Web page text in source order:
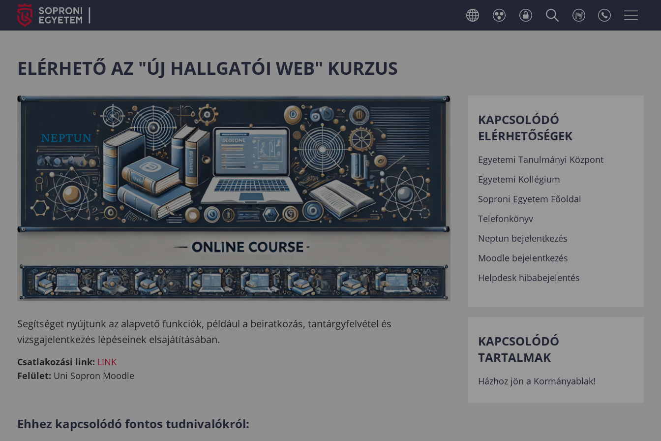
ELÉRHETŐ AZ "ÚJ HALLGATÓI WEB" KURZUS
Segítséget nyújtunk az alapvető funkciók, például a beiratkozás, tantárgyfelvétel és
vizsgajelentkezés lépéseinek elsajátításában.
Csatlakozási link: LINK
Felület: Uni Sopron Moodle
Ehhez kapcsolódó fontos tudnivalókról:
KAPCSOLÓDÓ
ELÉRHETŐSÉGEK
Egyetemi Tanulmányi Központ
Egyetemi Kollégium
Soproni Egyetem Főoldal
Telefonkönyv
Neptun bejelentkezés
Moodle bejelentkezés
Helpdesk hibabejelentés
KAPCSOLÓDÓ
TARTALMAK
Házhoz jön a Kormányablak!